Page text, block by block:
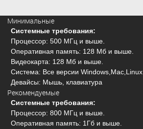
Минимальные
Системные требования:
Процессор: 500 МГц и выше.
Оперативная память: 128 Мб и выше.
Видеокарта: 128 Мб и выше.
Система: Все версии Windows,Mac,Linux
Девайсы: Мышь, клавиатура
Рекомендуемые
Системные требования:
Процессор: 800 МГц и выше.
Оперативная память: 1Гб и выше.